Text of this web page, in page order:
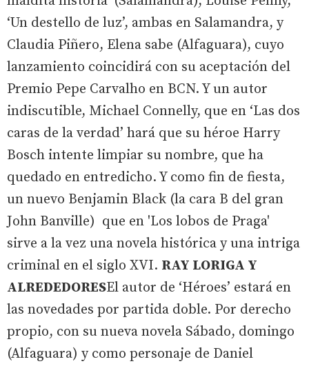
‘Un destello de luz’, ambas en Salamandra, y
Claudia Piñero, Elena sabe (Alfaguara), cuyo
lanzamiento coincidirá con su aceptación del
Premio Pepe Carvalho en BCN. Y un autor
indiscutible, Michael Connelly, que en ‘Las dos
caras de la verdad’ hará que su héroe Harry
Bosch intente limpiar su nombre, que ha
quedado en entredicho. Y como fin de fiesta,
un nuevo Benjamin Black (la cara B del gran
John Banville) que en 'Los lobos de Praga'
sirve a la vez una novela histórica y una intriga
criminal en el siglo XVI. RAY LORIGA Y
ALREDEDORESEl autor de ‘Héroes’ estará en
las novedades por partida doble. Por derecho
propio, con su nueva novela Sábado, domingo
(Alfaguara) y como personaje de Daniel